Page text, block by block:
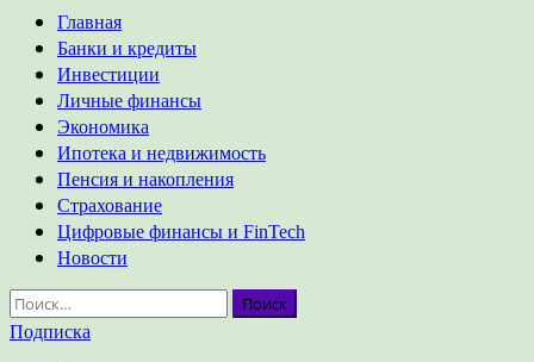
Основное
меню
Главная
Банки и кредиты
Инвестиции
Личные финансы
Экономика
Ипотека и недвижимость
Пенсия и накопления
Страхование
Цифровые финансы и FinTech
Новости
Найти:
Подписка